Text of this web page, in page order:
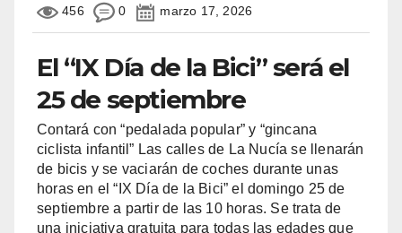
456 0 marzo 17, 2026
El “IX Día de la Bici” será el
25 de septiembre
Contará con “pedalada popular” y “gincana
ciclista infantil” Las calles de La Nucía se llenarán
de bicis y se vaciarán de coches durante unas
horas en el “IX Día de la Bici” el domingo 25 de
septiembre a partir de las 10 horas. Se trata de
una iniciativa gratuita para todas las edades que